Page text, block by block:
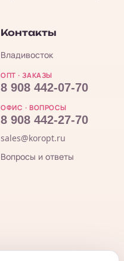
Контакты
Владивосток
ОПТ · ЗАКАЗЫ
8 908 442-07-70
ОФИС · ВОПРОСЫ
8 908 442-27-70
sales@koropt.ru
Вопросы и ответы